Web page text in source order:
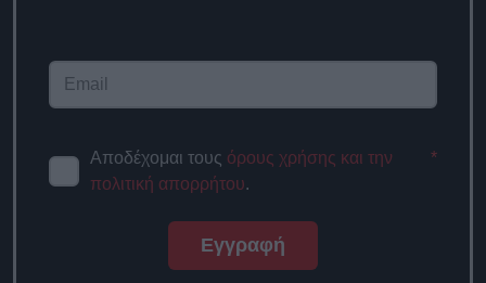
Αποδέχομαι τους όρους χρήσης και την
πολιτική απορρήτου.
*
Εγγραφή